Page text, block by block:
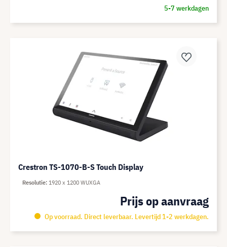
5-7 werkdagen
Crestron TS-1070-B-S Touch Display
Prijs op aanvraag
Op voorraad. Direct leverbaar. Levertijd 1-2 werkdagen.
Resolutie 1920 x 1200 WUXGA